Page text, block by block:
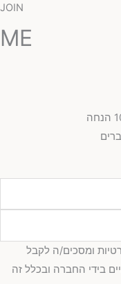
JOIN
ME
ומסכים/ה לקבל
בידי החברה ובכלל זה